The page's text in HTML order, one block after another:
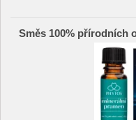
Směs 100% přírodních